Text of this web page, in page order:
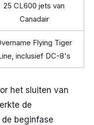
25 CL600 jets van
Canadair
Flying Tiger
inclusief DC-8's
het sluiten van
de
beginfase